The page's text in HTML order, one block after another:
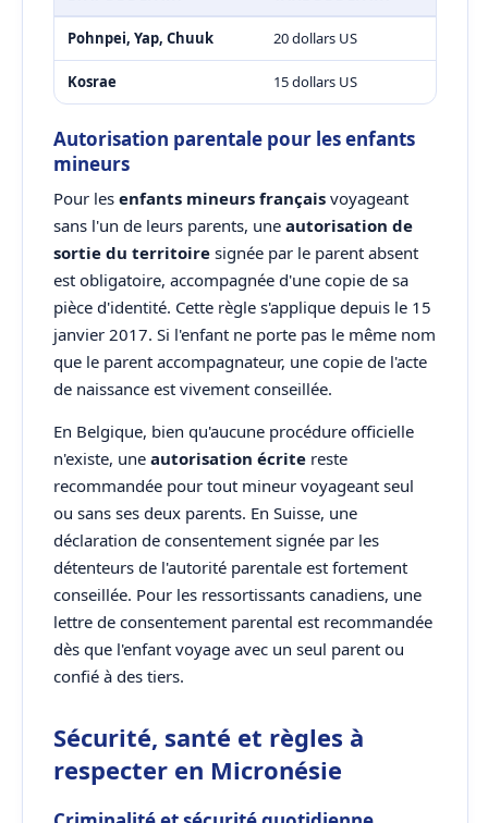
Pohnpei, Yap, Chuuk 20 dollars US
Kosrae 15 dollars US
Autorisation parentale pour les enfants
mineurs
Pour les enfants mineurs français voyageant
sans l'un de leurs parents, une autorisation de
sortie du territoire signée par le parent absent
est obligatoire, accompagnée d'une copie de sa
pièce d'identité. Cette règle s'applique depuis le 15
janvier 2017. Si l'enfant ne porte pas le même nom
que le parent accompagnateur, une copie de l'acte
de naissance est vivement conseillée.
En Belgique, bien qu'aucune procédure officielle
n'existe, une autorisation écrite reste
recommandée pour tout mineur voyageant seul
ou sans ses deux parents. En Suisse, une
déclaration de consentement signée par les
détenteurs de l'autorité parentale est fortement
conseillée. Pour les ressortissants canadiens, une
lettre de consentement parental est recommandée
dès que l'enfant voyage avec un seul parent ou
confié à des tiers.
Sécurité, santé et règles à
respecter en Micronésie